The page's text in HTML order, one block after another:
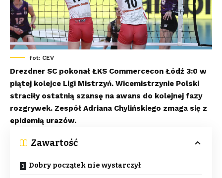
fot: CEV
Drezdner SC pokonał ŁKS Commercecon Łódź 3:0 w
piątej kolejce Ligi Mistrzyń. Wicemistrzynie Polski
straciły ostatnią szansę na awans do kolejnej fazy
rozgrywek. Zespół Adriana Chylińskiego zmaga się z
epidemią urazów.
Zawartość
Dobry początek nie wystarczył